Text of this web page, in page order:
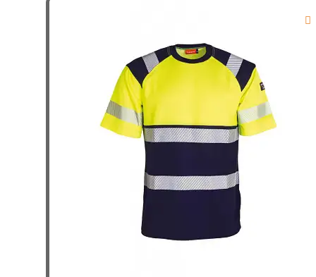
optie
kan
de
productpagina